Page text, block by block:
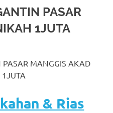
PASAR
1JUTA
PASAR MANGGIS AKAD
& Rias